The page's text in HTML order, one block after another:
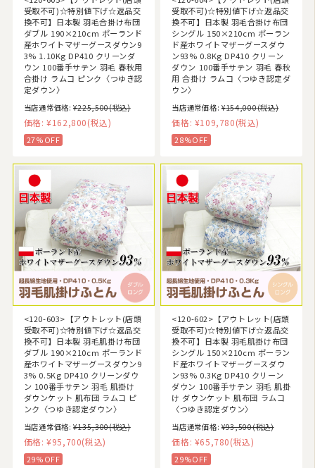
受取不可)☆特別値下げ☆返品交
換不可】日本製 羽毛合掛け布団
ダブル 190×210cm ポーランド
産ホワイトマザーグースダウン9
3% 1.10Kg DP410 クリーンダ
ウン 100番手サテン 羽毛 春秋用
合掛け ラムコ ピンク〈つゆき認
定ダウン〉
当店通常価格: ¥225,500(税込)
価格: ¥162,800(税込)
27%OFF
受取不可)☆特別値下げ☆返品交
換不可】日本製 羽毛合掛け布団
シングル 150×210cm ポーラン
ド産ホワイトマザーグースダウ
ン93% 0.8Kg DP410 クリーン
ダウン 100番手サテン 羽毛 春秋
用 合掛け ラムコ〈つゆき認定ダ
ウン〉
当店通常価格: ¥154,000(税込)
価格: ¥109,780(税込)
28%OFF
<120-603>【アウトレット(店頭
受取不可)☆特別値下げ☆返品交
換不可】日本製 羽毛肌掛け布団
ダブル 190×210cm ポーランド
産ホワイトマザーグースダウン9
3% 0.5Kg DP410 クリーンダウ
ン 100番手サテン 羽毛 肌掛け
ダウンケット 肌布団 ラムコ ピ
ンク〈つゆき認定ダウン〉
当店通常価格: ¥135,300(税込)
価格: ¥95,700(税込)
29%OFF
<120-602>【アウトレット(店頭
受取不可)☆特別値下げ☆返品交
換不可】日本製 羽毛肌掛け布団
シングル 150×210cm ポーラン
ド産ホワイトマザーグースダウ
ン93% 0.3Kg DP410 クリーン
ダウン 100番手サテン 羽毛 肌掛
け ダウンケット 肌布団 ラムコ
〈つゆき認定ダウン〉
当店通常価格: ¥93,500(税込)
価格: ¥65,780(税込)
29%OFF